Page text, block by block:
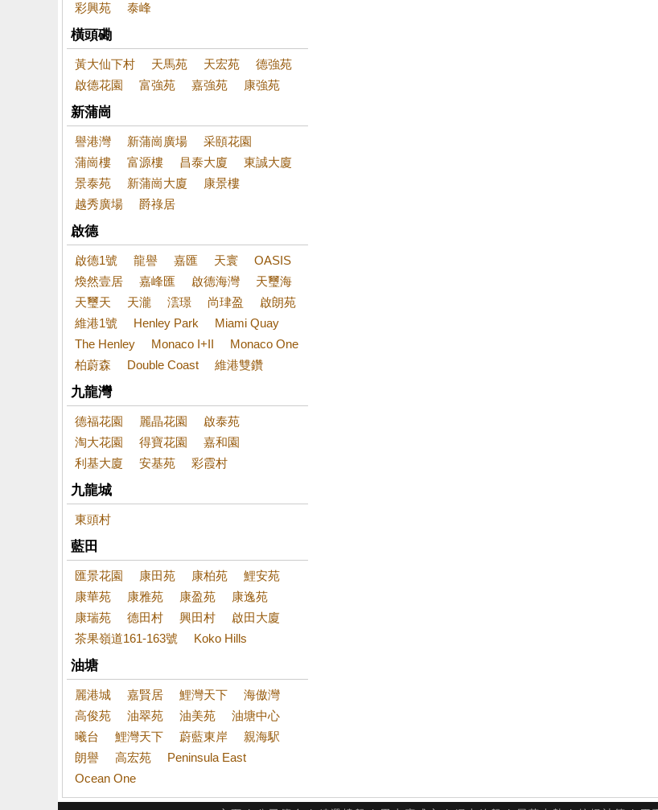
彩興苑
泰峰
橫頭磡
黃大仙下村 天馬苑 天宏苑
德強苑
啟德花園
富強苑 嘉強苑 康強苑
新蒲崗
譽港灣 新蒲崗廣場
采頤花園
蒲崗樓
富源樓 昌泰大廈
東誠大廈
景泰苑
新蒲崗大廈
康景樓
越秀廣場
爵祿居
啟德
啟德1號 龍譽 嘉匯 天寰
OASIS
煥然壹居
嘉峰匯 啟德海灣
天璽海
天璽天
天瀧 澐璟 尚珒盈
啟朗苑
維港1號
Henley Park
Miami Quay
The Henley
Monaco I+II
Monaco One
柏蔚森
Double Coast 維港雙鑽
九龍灣
德福花園 麗晶花園
啟泰苑
淘大花園
得寶花園
嘉和園
利基大廈
安基苑 彩霞村
九龍城
東頭村
藍田
匯景花園 康田苑 康柏苑
鯉安苑
康華苑
康雅苑 康盈苑
康逸苑
康瑞苑
德田村 興田村
啟田大廈
茶果嶺道161-163號
Koko Hills
油塘
麗港城 嘉賢居 鯉灣天下
海傲灣
高俊苑
油翠苑 油美苑
油塘中心
曦台
鯉灣天下 蔚藍東岸
親海駅
朗譽
高宏苑
Peninsula East
Ocean One